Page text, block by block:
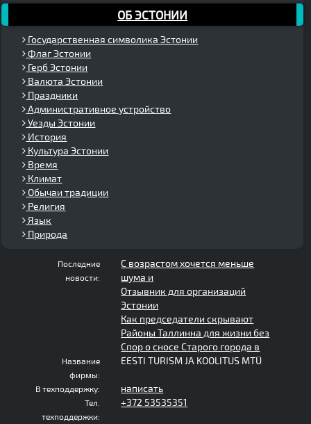
ОБ ЭСТОНИИ
Государственная символика Эстонии
Флаг Эстонии
Герб Эстонии
Валюта Эстонии
Праздники
Административное устройство
Уезды Эстонии
История
Культура Эстонии
Время
Климат
Обычаи традиции
Религия
Язык
Природа
Последние
новости:
С возрастом хочется меньше
шума и
Отзывник для организаций
Эстонии
Как председатели скрывают
Районы Таллинна для жизни без
Спор о сносе Старого города в
Название
фирмы:
EESTI TURISM JA KOOLITUS MTÜ
В техподдержку: написать
Тел.
техподдержки:
+372 53535351